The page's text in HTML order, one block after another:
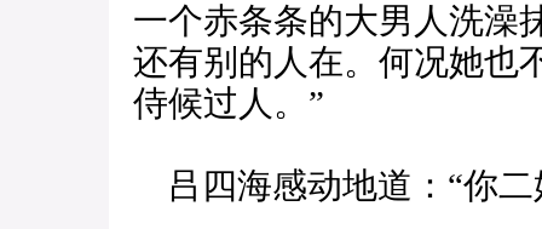
一个赤条条的大男人洗澡
还有别的人在。何况她也
侍候过人。”
吕四海感动地道：“你